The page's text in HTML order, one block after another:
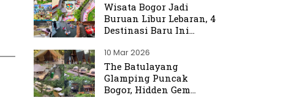
Wisata Bogor Jadi
Buruan Libur Lebaran, 4
Destinasi Baru Ini
10 Mar 2026
The Batulayang
Glamping Puncak
Bogor, Hidden Gem